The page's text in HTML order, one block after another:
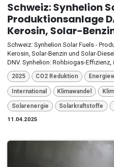
Schweiz: Synhelion
Produktionsanlage
Kerosin, Solar-
Schweiz: Synhelion Solar Fuels -
Kerosin, Solar-Benzin und Solar-
DNV. Synhelion: Rohbiogas-
2025 CO2 Reduktion
International Klimawandel
Solarenergie Solarkraftstoffe
11.04.2025